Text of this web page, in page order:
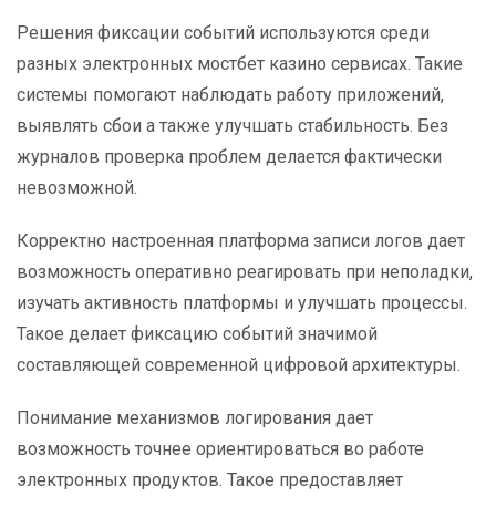
Решения фиксации событий используются среди
разных электронных мостбет казино сервисах. Такие
системы помогают наблюдать работу приложений,
выявлять сбои а также улучшать стабильность. Без
журналов проверка проблем делается фактически
невозможной.
Корректно настроенная платформа записи логов дает
возможность оперативно реагировать при неполадки,
изучать активность платформы и улучшать процессы.
Такое делает фиксацию событий значимой
составляющей современной цифровой архитектуры.
Понимание механизмов логирования дает
возможность точнее ориентироваться во работе
электронных продуктов. Такое предоставляет